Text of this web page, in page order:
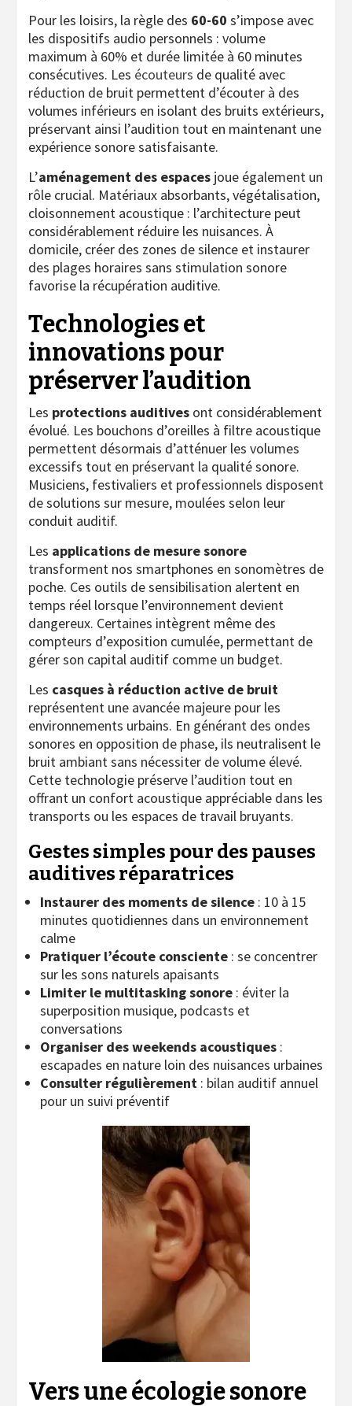
Pour les loisirs, la règle des 60-60 s’impose avec
les dispositifs audio personnels : volume
maximum à 60% et durée limitée à 60 minutes
consécutives. Les écouteurs de qualité avec
réduction de bruit permettent d’écouter à des
volumes inférieurs en isolant des bruits extérieurs,
préservant ainsi l’audition tout en maintenant une
expérience sonore satisfaisante.
L’aménagement des espaces joue également un
rôle crucial. Matériaux absorbants, végétalisation,
cloisonnement acoustique : l’architecture peut
considérablement réduire les nuisances. À
domicile, créer des zones de silence et instaurer
des plages horaires sans stimulation sonore
favorise la récupération auditive.
Technologies et
innovations pour
préserver l’audition
Les protections auditives ont considérablement
évolué. Les bouchons d’oreilles à filtre acoustique
permettent désormais d’atténuer les volumes
excessifs tout en préservant la qualité sonore.
Musiciens, festivaliers et professionnels disposent
de solutions sur mesure, moulées selon leur
conduit auditif.
Les applications de mesure sonore
transforment nos smartphones en sonomètres de
poche. Ces outils de sensibilisation alertent en
temps réel lorsque l’environnement devient
dangereux. Certaines intègrent même des
compteurs d’exposition cumulée, permettant de
gérer son capital auditif comme un budget.
Les casques à réduction active de bruit
représentent une avancée majeure pour les
environnements urbains. En générant des ondes
sonores en opposition de phase, ils neutralisent le
bruit ambiant sans nécessiter de volume élevé.
Cette technologie préserve l’audition tout en
offrant un confort acoustique appréciable dans les
transports ou les espaces de travail bruyants.
Gestes simples pour des pauses
auditives réparatrices
Instaurer des moments de silence : 10 à 15
minutes quotidiennes dans un environnement
calme
Pratiquer l’écoute consciente : se concentrer
sur les sons naturels apaisants
Limiter le multitasking sonore : éviter la
superposition musique, podcasts et
conversations
Organiser des weekends acoustiques :
escapades en nature loin des nuisances urbaines
Consulter régulièrement : bilan auditif annuel
pour un suivi préventif
Vers une écologie sonore